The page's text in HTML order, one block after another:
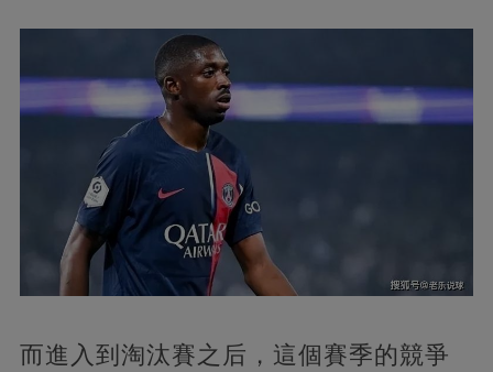
而進入到淘汰賽之后，這個賽季的競爭